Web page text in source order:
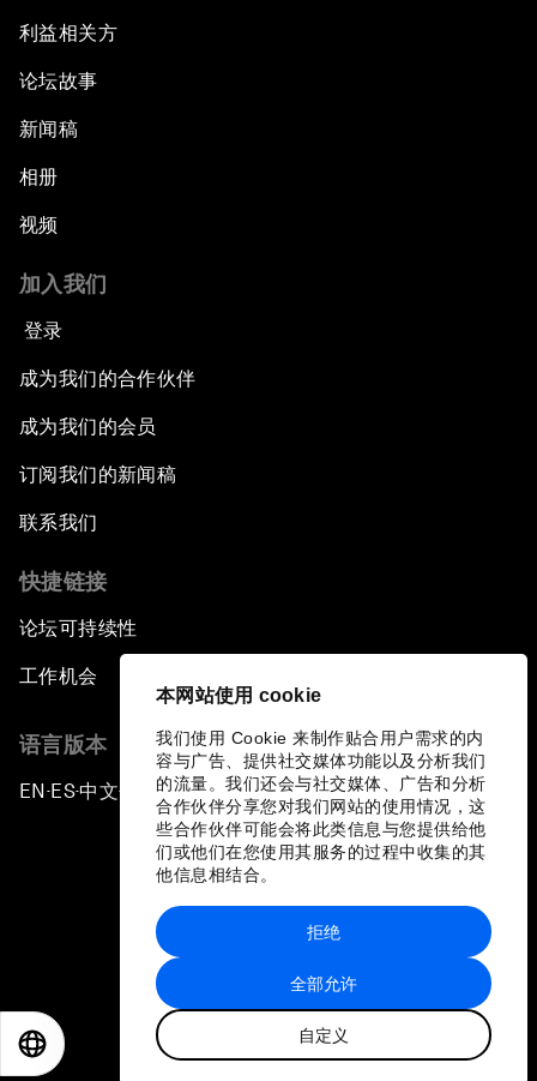
本网站使用 cookie
我们使用 Cookie 来制作贴合用户需求的内
容与广告、提供社交媒体功能以及分析我们
的流量。我们还会与社交媒体、广告和分析
合作伙伴分享您对我们网站的使用情况，这
些合作伙伴可能会将此类信息与您提供给他
们或他们在您使用其服务的过程中收集的其
他信息相结合。
全部允许
自定义
拒绝
利益相关方
论坛故事
新闻稿
相册
视频
加入我们
登录
成为我们的合作伙伴
成为我们的会员
订阅我们的新闻稿
联系我们
快捷链接
论坛可持续性
工作机会
语言版本
EN ▪ ES▪中文▪ 日本語
站点地图
世界经济论坛